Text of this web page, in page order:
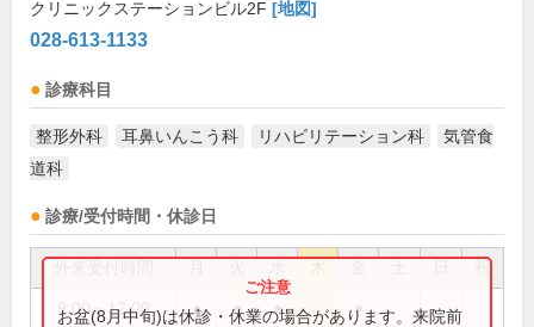
クリニックステーションビル2F [地図]
028-613-1133
診療科目
整形外科 耳鼻いんこう科 リハビリテーション科
気管食
道科
診療/受付時間・休診日
祝
9:00～12:00 ● ● ● ●
お盆(8月中旬)は休診・休業の場合があります。来院前